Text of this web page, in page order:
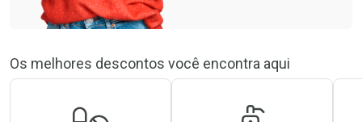
Os melhores descontos você encontra aqui